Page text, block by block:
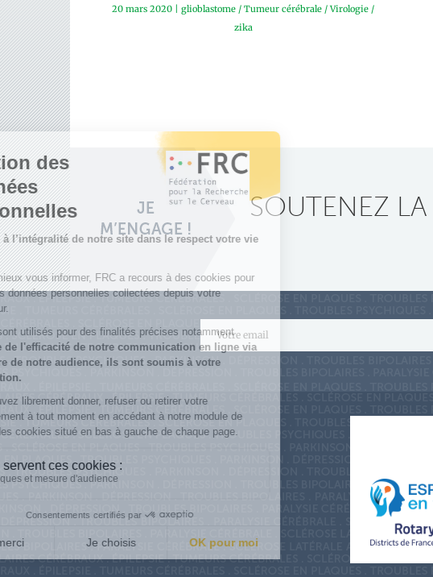
20 mars 2020 glioblastome / Tumeur cérébrale / Virologie /
zika
SOUTENEZ